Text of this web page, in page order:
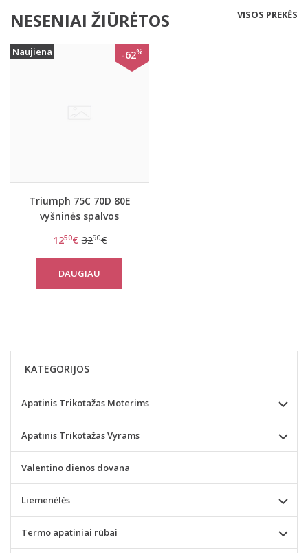
NESENIAI ŽIŪRĖTOS VISOS PREKĖS
Naujiena -62%
Triumph 75C 70D 80E
vyšninės spalvos
Spotlight WHP
1250€ 3290€
DAUGIAU
KATEGORIJOS
Apatinis Trikotažas Moterims
Apatinis Trikotažas Vyrams
Valentino dienos dovana
Liemenėlės
Termo apatiniai rūbai